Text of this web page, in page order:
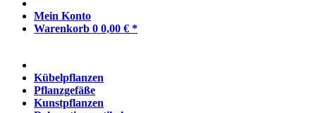
Mein Konto
Warenkorb 0 0,00 € *
Kübelpflanzen
Pflanzgefäße
Kunstpflanzen